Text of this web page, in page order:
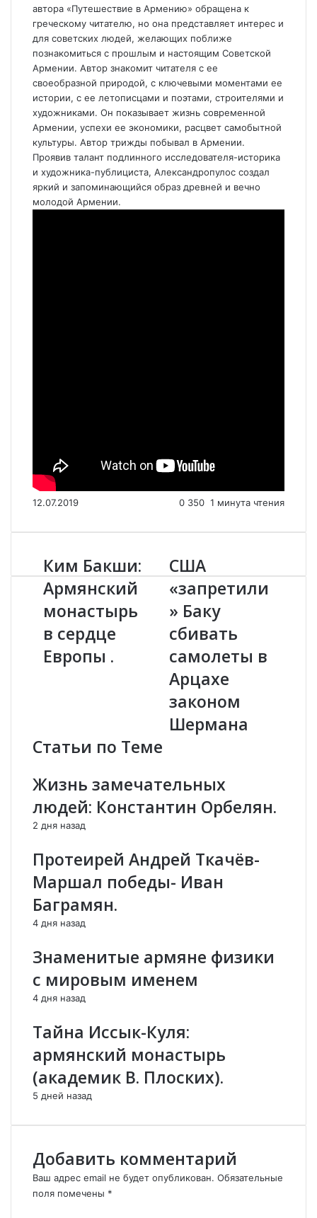
автора «Путешествие в Армению» обращена к
греческому читателю, но она представляет интерес и
для советских людей, желающих поближе
познакомиться с прошлым и настоящим Советской
Армении. Автор знакомит читателя с ее
своеобразной природой, с ключевыми моментами ее
истории, с ее летописцами и поэтами, строителями и
художниками. Он показывает жизнь современной
Армении, успехи ее экономики, расцвет самобытной
культуры. Автор трижды побывал в Армении.
Проявив талант подлинного исследователя-историка
и художника-публициста, Александропулос создал
яркий и запоминающийся образ древней и вечно
молодой Армении.
12.07.2019 0 350 1 минута чтения
К
и
м
Б
а
к
ш
и
н
к
й
м
н
а
с
т
в
с
ц
е
Е
в
р
п
Ким Бакши:
Армянский
монастырь
в сердце
Европы .
С
Ш
А
а
р
е
и
а
у
и
а
м
о
ы
в
р
х
з
США
«запретили
» Баку
сбивать
самолеты в
Арцахе
законом
Шермана
Статьи по Теме
Жизнь замечательных
людей: Константин Орбелян.
2 дня назад
Протеирей Андрей Ткачёв-
Маршал победы- Иван
Баграмян.
4 дня назад
Знаменитые армяне физики
с мировым именем
4 дня назад
Тайна Иссык-Куля:
армянский монастырь
(академик В. Плоских).
5 дней назад
Добавить комментарий
Ваш адрес email не будет опубликован. Обязательные
поля помечены *